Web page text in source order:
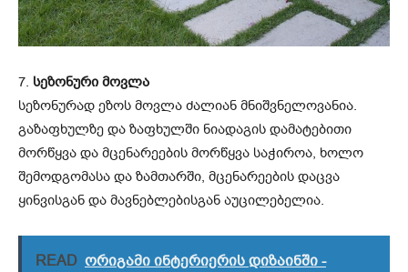
7. სეზონური მოვლა
სეზონურად ეზოს მოვლა ძალიან მნიშვნელოვანია.
გაზაფხულზე და ზაფხულში ნიადაგის დამატებითი
მორწყვა და მცენარეების მორწყვა საჭიროა, ხოლო
შემოდგომასა და ზამთარში, მცენარეების დაცვა
ყინვისგან და მავნებლებისგან აუცილებელია.
READ ორიგამი ინტერიერის დიზაინში -